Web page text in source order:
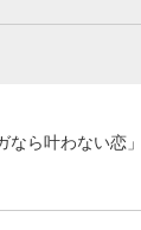
なら叶わない恋